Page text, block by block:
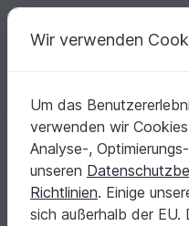
Deine kreativen Ideen
Deutsch | € (EUR)
Startseite Stricken
Seelenwärmer Twisted Left
Seelenwärmer
XS bis 4XL
Wir verwenden
Um das
verwenden wir
Analyse-,
unseren
Richtlinien. Einige
sich außerhalb der EU.